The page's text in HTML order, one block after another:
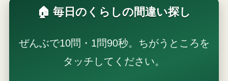
🏠 毎日のくらしの間違い探し
ぜんぶで10問・1問90秒。ちがうところを
タッチしてください。